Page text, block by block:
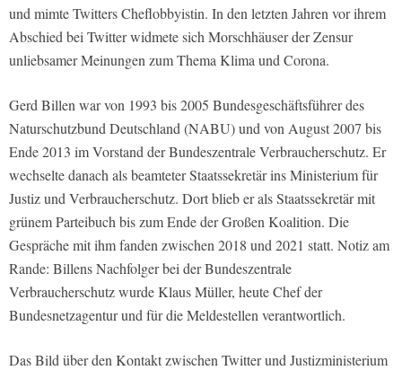
und mimte Twitters Cheflobbyistin. In den letzten Jahren vor ihrem
Abschied bei Twitter widmete sich Morschhäuser der Zensur
unliebsamer Meinungen zum Thema Klima und Corona.
Gerd Billen war von 1993 bis 2005 Bundesgeschäftsführer des
Naturschutzbund Deutschland (NABU) und von August 2007 bis
Ende 2013 im Vorstand der Bundeszentrale Verbraucherschutz. Er
wechselte danach als beamteter Staatssekretär ins Ministerium für
Justiz und Verbraucherschutz. Dort blieb er als Staatssekretär mit
grünem Parteibuch bis zum Ende der Großen Koalition. Die
Gespräche mit ihm fanden zwischen 2018 und 2021 statt. Notiz am
Rande: Billens Nachfolger bei der Bundeszentrale
Verbraucherschutz wurde Klaus Müller, heute Chef der
Bundesnetzagentur und für die Meldestellen verantwortlich.
Das Bild über den Kontakt zwischen Twitter und Justizministerium